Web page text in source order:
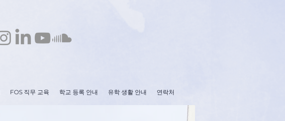
FOS 직무 교육 학교 등록 안내 유학 생활 안내 연락처